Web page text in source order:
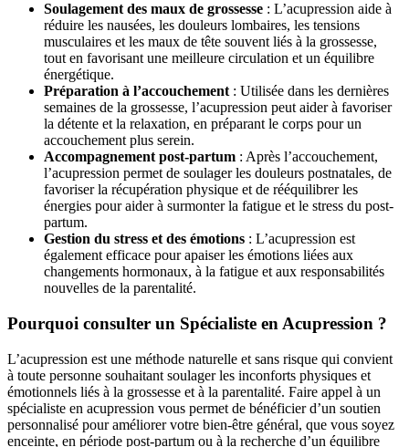
Soulagement des maux de grossesse : L’acupression aide à
réduire les nausées, les douleurs lombaires, les tensions
musculaires et les maux de tête souvent liés à la grossesse,
tout en favorisant une meilleure circulation et un équilibre
énergétique.
Préparation à l’accouchement : Utilisée dans les dernières
semaines de la grossesse, l’acupression peut aider à favoriser
la détente et la relaxation, en préparant le corps pour un
accouchement plus serein.
Accompagnement post-partum : Après l’accouchement,
l’acupression permet de soulager les douleurs postnatales, de
favoriser la récupération physique et de rééquilibrer les
énergies pour aider à surmonter la fatigue et le stress du post-
partum.
Gestion du stress et des émotions : L’acupression est
également efficace pour apaiser les émotions liées aux
changements hormonaux, à la fatigue et aux responsabilités
nouvelles de la parentalité.
Pourquoi consulter un Spécialiste en Acupression ?
L’acupression est une méthode naturelle et sans risque qui convient
à toute personne souhaitant soulager les inconforts physiques et
émotionnels liés à la grossesse et à la parentalité. Faire appel à un
spécialiste en acupression vous permet de bénéficier d’un soutien
personnalisé pour améliorer votre bien-être général, que vous soyez
enceinte, en période post-partum ou à la recherche d’un équilibre